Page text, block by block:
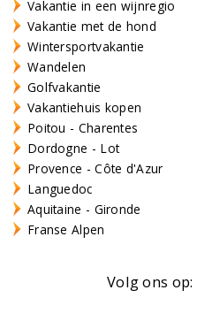
Vakantie in een wijnregio
Vakantie met de hond
Wintersportvakantie
Wandelen
Golfvakantie
Vakantiehuis kopen
Poitou - Charentes
Dordogne - Lot
Provence - Côte d'Azur
Languedoc
Aquitaine - Gironde
Franse Alpen
Volg ons op: